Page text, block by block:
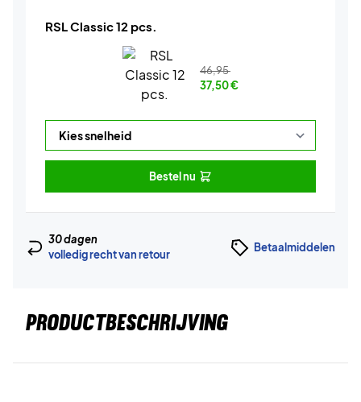
RSL Classic 12 pcs.
46,95
37,50€
Bestel nu
30 dagen
volledig recht van retour
Betaalmiddelen
PRODUCTBESCHRIJVING